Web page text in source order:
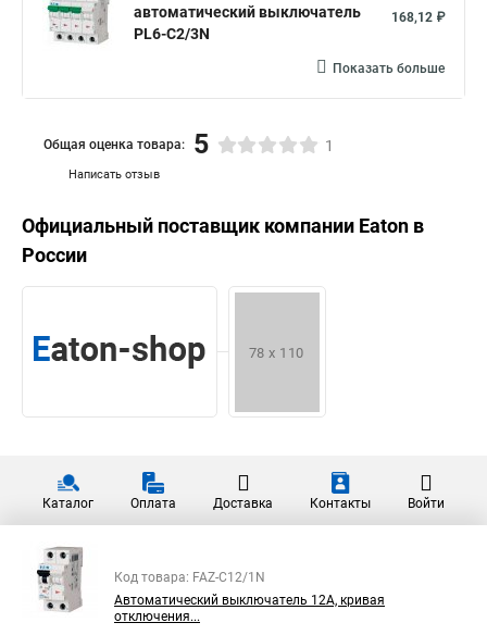
автоматический выключатель
PL6-C2/3N
168,12 ₽
Показать больше
Написать отзыв
Общая оценка товара: 5 1
Официальный поставщик компании Eaton в
России
Каталог Оплата Доставка Контакты Войти
Код товара: FAZ-C12/1N
Автоматический выключатель 12А, кривая
отключения...